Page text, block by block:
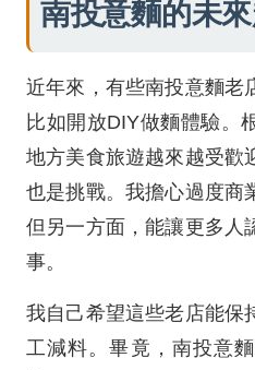
南投意麵的未
近年來，有些南投意麵老
比如開放DIY做麵體驗。
地方美食旅遊越來越受歡
也是挑戰。我擔心過度商
但另一方面，能讓更多人
事。
我自己希望這些老店能保
工減料。畢竟，南投意